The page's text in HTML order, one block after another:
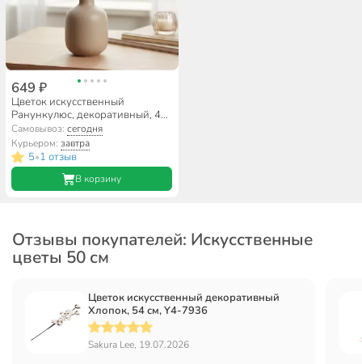
649 ₽
Цветок искусственный
Ранункулюс, декоративный, 48
см, 287-512
Самовывоз:сегодня
Курьером:завтра
5•1 отзыв
В корзину
Отзывы покупателей: Искусственные
цветы 50 см
Цветок искусственный декоративный
Хлопок, 54 см, Y4-7936
Sakura Lee, 19.07.2026